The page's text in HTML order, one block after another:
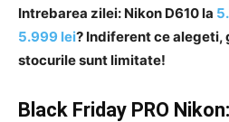
Intrebarea zilei: Nikon D610 la
5.999 lei? Indiferent ce
stocurile sunt limitate!
Black Friday PRO Nikon: